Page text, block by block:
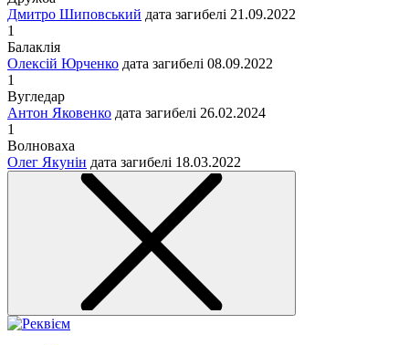
Дмитро Шиповський дата загибелі 21.09.2022
1
Балаклія
Олексій Юрченко дата загибелі 08.09.2022
1
Вугледар
Антон Яковенко дата загибелі 26.02.2024
1
Волноваха
Олег Якунін дата загибелі 18.03.2022